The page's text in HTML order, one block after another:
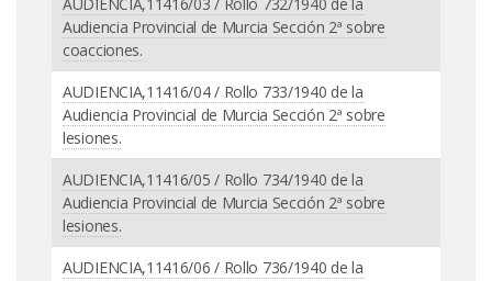
Audiencia Provincial de Murcia Sección 2ª sobre
coacciones.
AUDIENCIA,11416/04 / Rollo 733/1940 de la
Audiencia Provincial de Murcia Sección 2ª sobre
lesiones.
AUDIENCIA,11416/05 / Rollo 734/1940 de la
Audiencia Provincial de Murcia Sección 2ª sobre
lesiones.
AUDIENCIA,11416/06 / Rollo 736/1940 de la